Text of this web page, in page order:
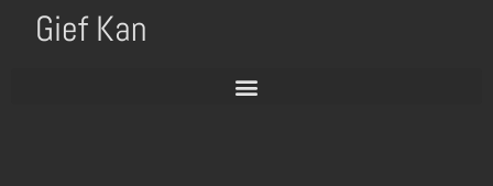
Gief Kan